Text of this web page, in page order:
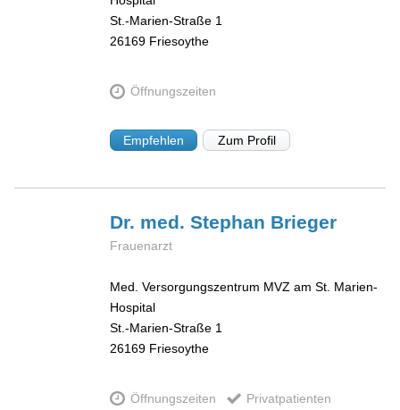
St.-Marien-Straße 1
26169 Friesoythe
Öffnungszeiten
Empfehlen Zum Profil
Dr. med. Stephan Brieger
Frauenarzt
Med. Versorgungszentrum MVZ am St. Marien-
Hospital
St.-Marien-Straße 1
26169 Friesoythe
Öffnungszeiten Privatpatienten